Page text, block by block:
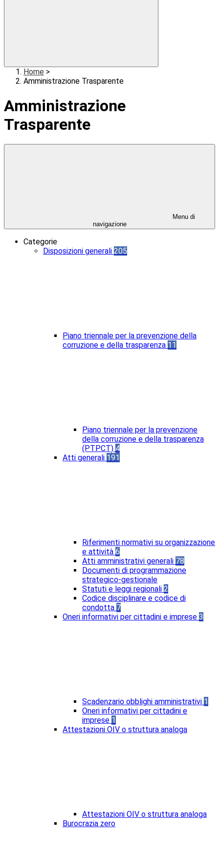
Home >
Amministrazione Trasparente
Amministrazione
Trasparente
Menu di
navigazione
Categorie
Disposizioni generali 205
Piano triennale per la prevenzione della
corruzione e della trasparenza 11
Piano triennale per la prevenzione
della corruzione e della trasparenza
(PTPCT) 4
Atti generali 191
Riferimenti normativi su organizzazione
e attività 6
Atti amministrativi generali 78
Documenti di programmazione
strategico-gestionale
Statuti e leggi regionali 2
Codice disciplinare e codice di
condotta 7
Oneri informativi per cittadini e imprese 3
Scadenzario obblighi amministrativi 1
Oneri informativi per cittadini e
imprese 1
Attestazioni OIV o struttura analoga
Attestazioni OIV o struttura analoga
Burocrazia zero